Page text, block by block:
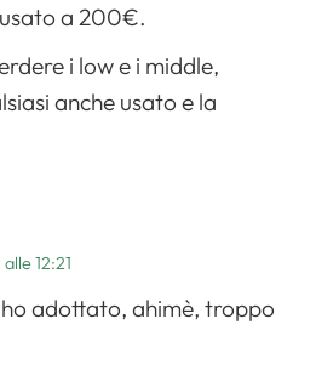
a 200€.
i low e i middle,
anche usato e la
12:21
adottato, ahimè, troppo